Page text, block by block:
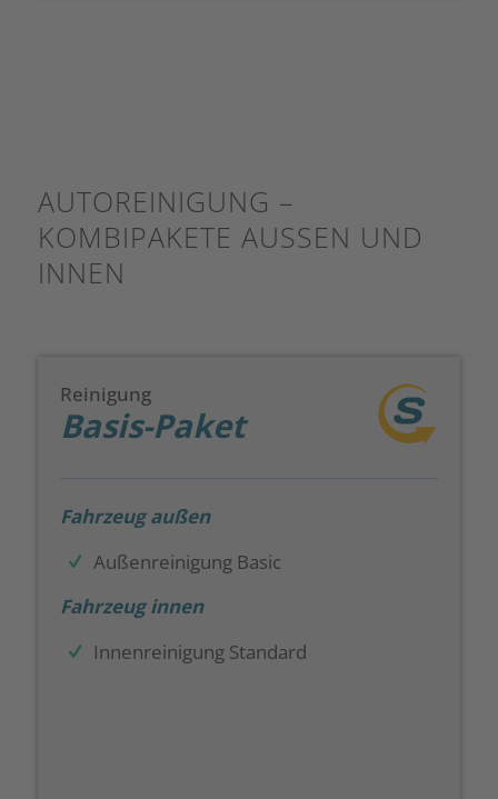
AUTOREINIGUNG –
KOMBIPAKETE AUSSEN UND I
NNEN
Reinigung
Basis-Paket
Fahrzeug außen
Außenreinigung Basic
Fahrzeug innen
Innenreinigung Standard